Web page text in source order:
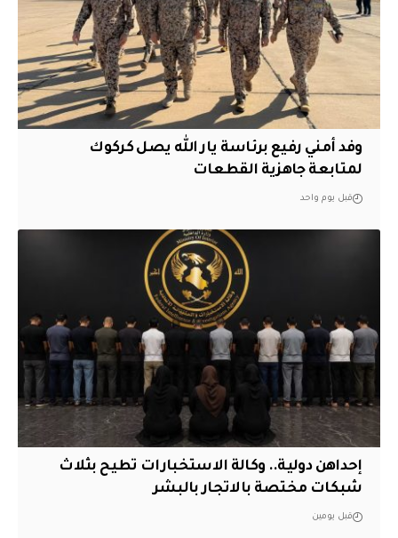
وفد أمني رفيع برئاسة يار الله يصل كركوك
لمتابعة جاهزية القطعات
قبل يوم واحد
إحداهن دولية.. وكالة الاستخبارات تطيح بثلاث
شبكات مختصة بالاتجار بالبشر
قبل يومين